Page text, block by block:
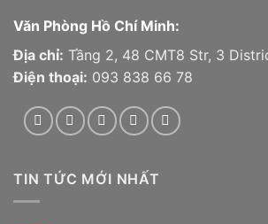
Văn Phòng Hồ Chí Minh:
Địa chỉ: Tầng 2, 48 CMT8 Str, 3
Điện thoại: 093 838 66 78
TIN TỨC MỚI NHẤT